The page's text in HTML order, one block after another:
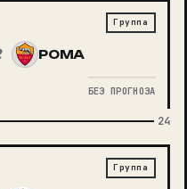
Группа
РОМА
БЕЗ ПРОГНОЗА
24
Группа